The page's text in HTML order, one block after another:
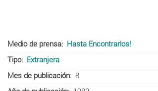
Medio de prensa
Hasta Encontrarlos!
Tipo
Extranjera
Mes de publicación
8